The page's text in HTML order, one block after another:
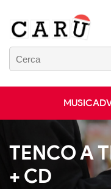
MUSICA
TENCO A
+ CD